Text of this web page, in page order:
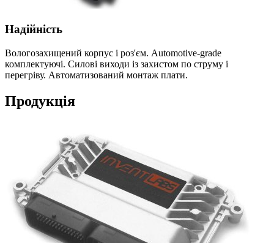
Надійність
Вологозахищений корпус і роз'єм. Automotive-grade
комплектуючі. Силові виходи із захистом по струму і
перегріву. Автоматизований монтаж плати.
Продукція